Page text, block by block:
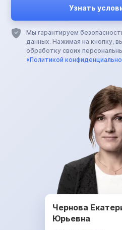
Мы гарантируем
данных. Нажимая на кнопку,
обработку своих
«Политикой
Чернова
Юрьевна